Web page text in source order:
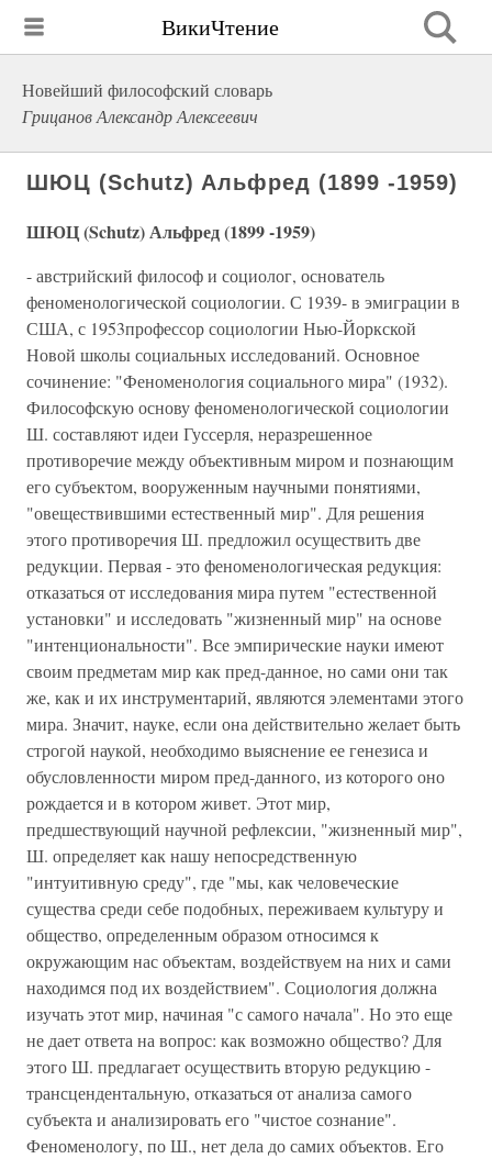
ВикиЧтение
Новейший философский словарь
Грицанов Александр Алексеевич
ШЮЦ (Schutz) Альфред (1899 -1959)
ШЮЦ (Schutz) Альфред (1899 -1959)
- австрийский философ и социолог, основатель
феноменологической социологии. С 1939- в эмиграции в
США, с 1953профессор социологии Нью-Йоркской
Новой школы социальных исследований. Основное
сочинение: "Феноменология социального мира" (1932).
Философскую основу феноменологической социологии
Ш. составляют идеи Гуссерля, неразрешенное
противоречие между объективным миром и познающим
его субъектом, вооруженным научными понятиями,
"овеществившими естественный мир". Для решения
этого противоречия Ш. предложил осуществить две
редукции. Первая - это феноменологическая редукция:
отказаться от исследования мира путем "естественной
установки" и исследовать "жизненный мир" на основе
"интенциональности". Все эмпирические науки имеют
своим предметам мир как пред-данное, но сами они так
же, как и их инструментарий, являются элементами этого
мира. Значит, науке, если она действительно желает быть
строгой наукой, необходимо выяснение ее генезиса и
обусловленности миром пред-данного, из которого оно
рождается и в котором живет. Этот мир,
предшествующий научной рефлексии, "жизненный мир",
Ш. определяет как нашу непосредственную
"интуитивную среду", где "мы, как человеческие
существа среди себе подобных, переживаем культуру и
общество, определенным образом относимся к
окружающим нас объектам, воздействуем на них и сами
находимся под их воздействием". Социология должна
изучать этот мир, начиная "с самого начала". Но это еще
не дает ответа на вопрос: как возможно общество? Для
этого Ш. предлагает осуществить вторую редукцию -
трансцендентальную, отказаться от анализа самого
субъекта и анализировать его "чистое сознание".
Феноменологу, по Ш., нет дела до самих объектов. Его